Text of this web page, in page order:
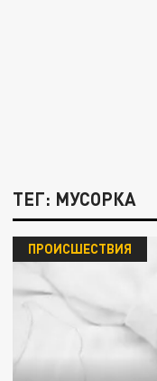
ТЕГ: МУСОРКА
ПРОИСШЕСТВИЯ